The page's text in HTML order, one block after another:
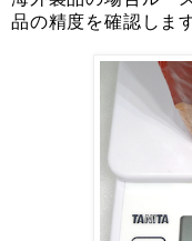
品の精度を確認します